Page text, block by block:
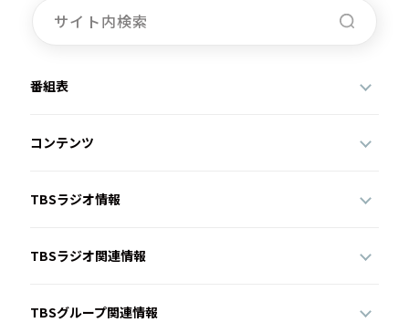
番組表
コンテンツ
TBSラジオ情報
TBSラジオ関連情報
TBSグループ関連情報